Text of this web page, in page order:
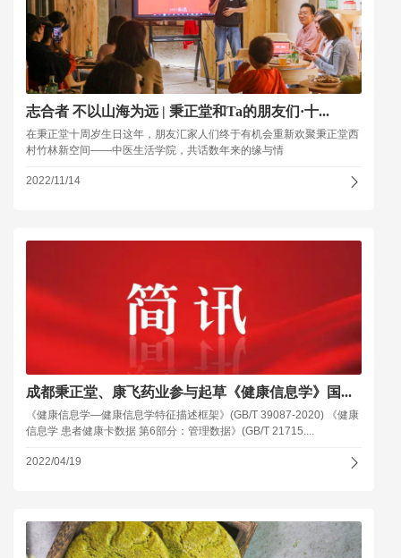
志合者 不以山海为远 | 秉正堂和Ta的朋友们·十...
在秉正堂十周岁生日这年，朋友汇家人们终于有机会重新欢聚秉正堂西
村竹林新空间——中医生活学院，共话数年来的缘与情
2022/11/14
成都秉正堂、康飞药业参与起草《健康信息学》国...
《健康信息学—健康信息学特征描述框架》(GB/T 39087-2020) 《健康
信息学 患者健康卡数据 第6部分：管理数据》(GB/T 21715....
2022/04/19